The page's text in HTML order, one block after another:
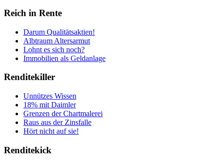
Reich in Rente
Darum Qualitätsaktien!
Albtraum Altersarmut
Lohnt es sich noch?
Immobilien als Geldanlage
Renditekiller
Unnützes Wissen
18% mit Daimler
Grenzen der Chartmalerei
Raus aus der Zinsfalle
Hört nicht auf sie!
Renditekick